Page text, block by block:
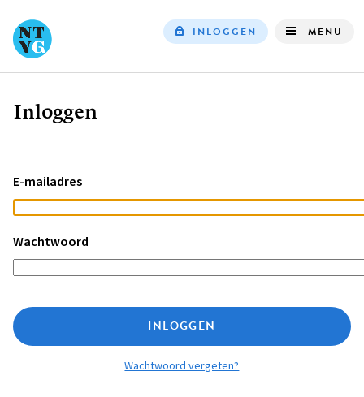
INLOGGEN MENU
Kruimelpad
Inloggen
E-mailadres
Wachtwoord
INLOGGEN
Wachtwoord vergeten?